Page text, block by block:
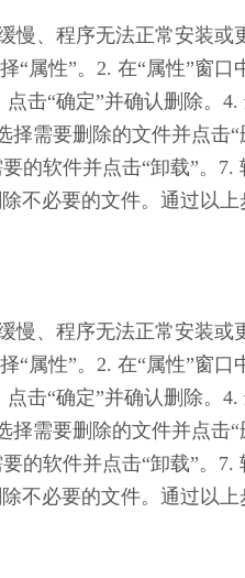
慢、程序无法正常安装
“属性”。2. 在“属性”窗口
击“确定”并确认删除。
择需要删除的文件并点击
的软件并点击“卸载”。
不必要的文件。通过以
慢、程序无法正常安装
“属性”。2. 在“属性”窗口
击“确定”并确认删除。
择需要删除的文件并点击
的软件并点击“卸载”。
不必要的文件。通过以